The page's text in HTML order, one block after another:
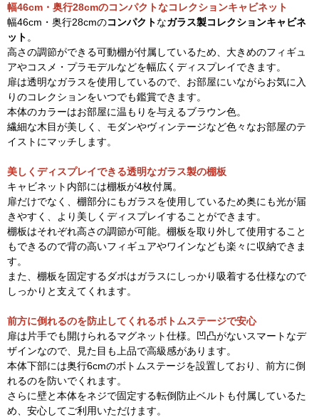
幅46cm・奥行28cmのコンパクトなコレクションキャビネット
幅46cm・奥行28cmのコンパクトなガラス製コレクションキャビネ
ット 。
高さの調節ができる可動棚が付属しているため、大きめのフィギュ
アやコスメ・プラモデルなどを幅広くディスプレイできます。
扉は透明なガラスを使用しているので、お部屋にいながらお気に入
りのコレクションをいつでも鑑賞できます。
本体のカラーはお部屋に温もりを与えるブラウン色。
繊細な木目が美しく、モダンやヴィンテージなど色々なお部屋のテ
イストにマッチします。
美しくディスプレイできる透明なガラス製の棚板
キャビネット内部には棚板が4枚付属。
扉だけでなく、棚部分にもガラスを使用しているため奥にも光が届
きやすく、より美しくディスプレイすることができます。
棚板はそれぞれ高さの調節が可能。棚板を取り外して使用すること
もできるので背の高いフィギュアやワインなども楽々に収納できま
す。
また、棚板を固定するダボはガラスにしっかり吸着する仕様なので
しっかりと支えてくれます。
前方に倒れるのを防止してくれるボトムステージで安心
扉は片手でも開けられるマグネット仕様。凹凸がないスマートなデ
ザインなので、見た目も上品で高級感があります。
本体下部には奥行6cmのボトムステージを設置しており、前方に倒
れるのを防いでくれます。
さらに壁と本体をネジで固定する転倒防止ベルトも付属しているた
め、安心してご利用いただけます。